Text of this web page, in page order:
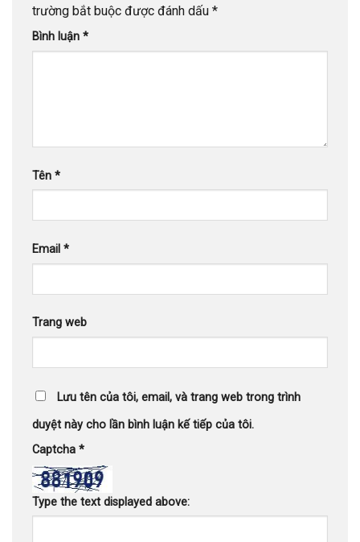
trường bắt buộc được đánh dấu *
Bình luận *
Tên *
Email *
Trang web
Lưu tên của tôi, email, và trang web trong trình
duyệt này cho lần bình luận kế tiếp của tôi.
Captcha *
Type the text displayed above: